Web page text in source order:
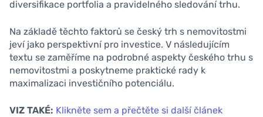
diversifikace portfolia a pravidelného sledování trhu.
Na základě těchto faktorů se český trh s nemovitostmi
jeví jako perspektivní pro investice. V následujícím
textu se zaměříme na podrobné aspekty českého trhu s
nemovitostmi a poskytneme praktické rady k
maximalizaci investičního potenciálu.
VIZ TAKÉ: Klikněte sem a přečtěte si další článek